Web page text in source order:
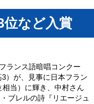
など入賞
ランス語暗唱コンクー
）が、見事に日本フラン
当）に輝き、中村さん
ブレルの詩『リエージュ